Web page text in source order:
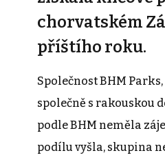
chorvatském
příštího roku.
Společnost BHM
společně s rakouskou
podle BHM neměla
podílu vyšla, skupina